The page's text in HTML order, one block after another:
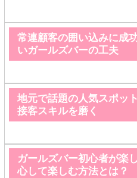
常連顧客の囲い込みに成
いガールズバーの工夫
地元で話題の人気スポッ
接客スキルを磨く
ガールズバー初心者が楽
心して楽しむ方法とは？